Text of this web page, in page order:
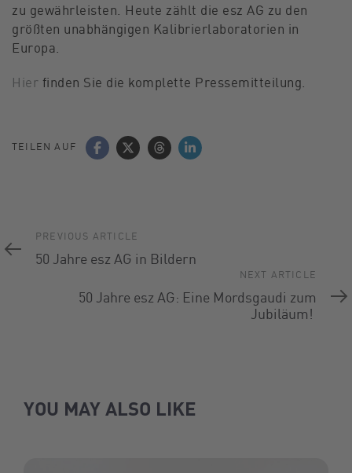
zu gewährleisten. Heute zählt die esz AG zu den
größten unabhängigen Kalibrierlaboratorien in
Europa.
Hier finden Sie die komplette Pressemitteilung.
TEILEN AUF
Previous
Article
PREVIOUS ARTICLE
50 Jahre esz AG in Bildern
NEXT ARTICLE
50 Jahre esz AG: Eine Mordsgaudi zum
Jubiläum!
YOU MAY ALSO LIKE